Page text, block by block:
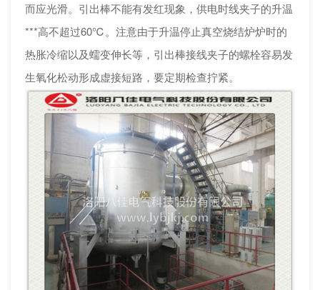
而应光滑。引出棒不能有发红现象，供电时线夹子的升温
***高不超过60℃。注意由于升温停止真空烧结炉炉时的
热胀冷缩以及蠕变伸长等，引出棒接线夹子的螺栓容易发
生氧化松动形成虚接短路，要定期检查拧紧。